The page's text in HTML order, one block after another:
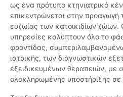
ως ένα πρότυπο κτηνιατρικό
επικεντρώνεται στην προαγωγή
ευζωίας των κατοικιδίων ζώων.
υπηρεσίες καλύπτουν όλο το
φροντίδας,
ιατρικής, των διαγνωστικών
εξειδικευμένων θεραπειών, με
ολοκληρωμένης υποστήριξης